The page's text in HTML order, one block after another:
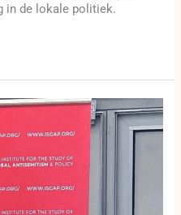
in de lokale politiek.